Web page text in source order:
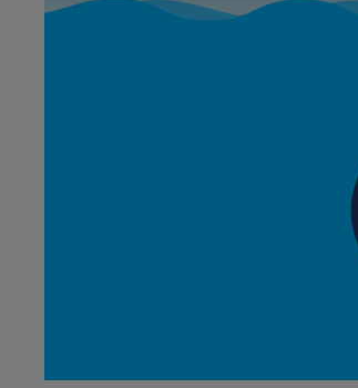
Le Week-end